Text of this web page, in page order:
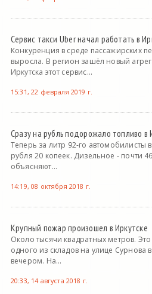
Сервис такси Uber начал работать в
Конкуренция в среде пассажирских
выросла. В регион зашёл новый
Иркутска этот сервис...
15:31, 22 февраля 2019 г.
Сразу на рубль подорожало топливо в
Теперь за литр 92-го автомобилисты
рубля 20 копеек. Дизельное - почти
объясняют...
14:19, 08 октября 2018 г.
Крупный пожар произошел в Иркутске
Около тысячи квадратных метров.
одного из складов на улице Сурнова
вечером. На...
20:33, 14 августа 2018 г.